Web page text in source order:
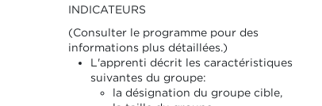
INDICATEURS
(Consulter le programme pour des
informations plus détaillées.)
L'apprenti décrit les caractéristiques
suivantes du groupe:
la désignation du groupe cible,